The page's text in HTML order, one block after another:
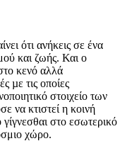
ότι ανήκεις σε ένα
και ζωής. Και ο
κενό αλλά
µε τις οποίες
στοιχείο των
να κτιστεί η κοινή
στο εσωτερικό
χώρο.